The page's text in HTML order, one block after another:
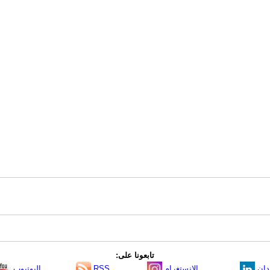
تابعونا على: